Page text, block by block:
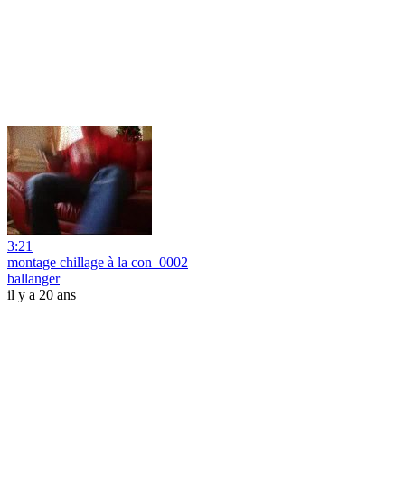
3:21
montage chillage à la con_0002
ballanger
il y a 20 ans